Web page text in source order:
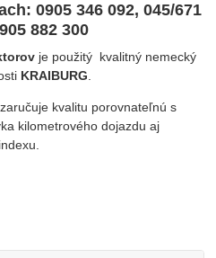
: 0905 346 092, 045/671
882 300
je použitý kvalitný nemecký
KRAIBURG
kvalitu porovnateľnú s
kilometrového dojazdu aj